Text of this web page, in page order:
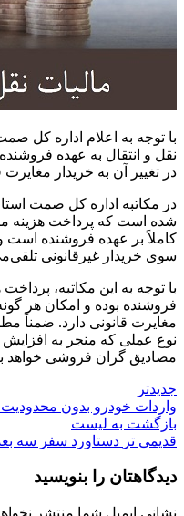
با توجه به اعلام اداره کل
نقل و انتقال به عهده فروشنده
در تغییر آن به خریدار مغایرت
در مکاتبه اداره کل صمت
شده است که پرداخت هزینه
کاملاً بر عهده فروشنده است
سوی خریدار غیرقانونی
با توجه به این مکاتبه،
فروشنده بوده و امکان هر گونه
نوع عملی که منجر به افزایش
مصادیق گران فروشی خواهد
جدیدتر
واردات خودرو بدون
بازگشت به لیست
قدیمی تر دستاورد سفر سه
دیدگاهتان را بنویسید
نشانی ایمیل شما منتشر